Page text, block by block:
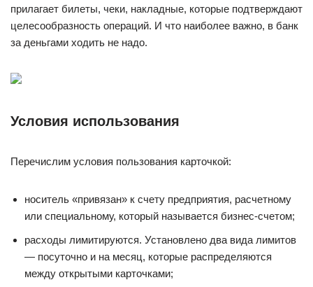
прилагает билеты, чеки, накладные, которые подтверждают
целесообразность операций. И что наиболее важно, в банк
за деньгами ходить не надо.
Условия использования
Перечислим условия пользования карточкой:
носитель «привязан» к счету предприятия, расчетному
или специальному, который называется бизнес-счетом;
расходы лимитируются. Установлено два вида лимитов
— посуточно и на месяц, которые распределяются
между открытыми карточками;